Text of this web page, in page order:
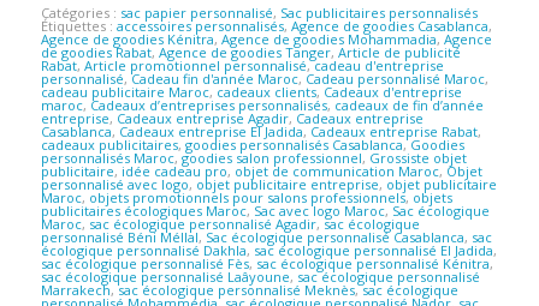
Catégories : sac papier personnalisé, Sac publicitaires personnalisés
Étiquettes : accessoires personnalisés, Agence de goodies Casablanca,
Agence de goodies Kénitra, Agence de goodies Mohammadia, Agence
de goodies Rabat, Agence de goodies Tanger, Article de publicité
Rabat, Article promotionnel personnalisé,cadeau d'entreprise
personnalisé, Cadeau fin d'année Maroc, Cadeau personnalisé Maroc,
cadeau publicitaire Maroc, cadeaux clients, Cadeaux d'entreprise
maroc, Cadeaux d’entreprises personnalisés, cadeaux de fin d’année
entreprise, Cadeaux entreprise Agadir, Cadeaux entreprise
Casablanca, Cadeaux entreprise El Jadida, Cadeaux entreprise Rabat,
cadeaux publicitaires, goodies personnalisés Casablanca, Goodies
personnalisés Maroc, goodies salon professionnel, Grossiste objet
publicitaire, idée cadeau pro, objet de communication Maroc, Objet
personnalisé avec logo, objet publicitaire entreprise, objet publicitaire
Maroc, objets promotionnels pour salons professionnels, objets
publicitaires écologiques Maroc, Sac avec logo Maroc, Sac écologique
Maroc, sac écologique personnalisé Agadir, sac écologique
personnalisé Béni Méllal, Sac écologique personnalisé Casablanca, sac
écologique personnalisé Dakhla, sac écologique personnalisé El Jadida,
sac écologique personnalisé Fès, sac écologique personnalisé Kénitra,
sac écologique personnalisé Laâyoune, sac écologique personnalisé
Marrakech, sac écologique personnalisé Meknès,sac écologique